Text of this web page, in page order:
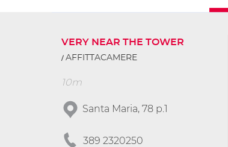
VERY NEAR THE TOWER
AFFITTACAMERE
10m
Santa Maria, 78 p.1
389 2320250